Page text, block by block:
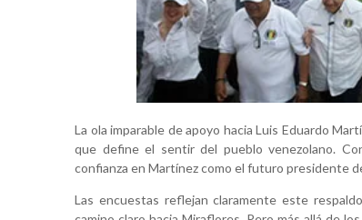
La ola imparable de apoyo hacia Luis Eduardo
que define el sentir del pueblo venezolano.
confianza en Martínez como el futuro presidente
Las encuestas reflejan claramente este